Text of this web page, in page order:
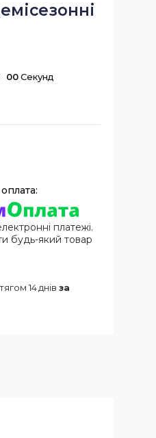
00 Секунд
платежі.
будь-який товар
14 днів за